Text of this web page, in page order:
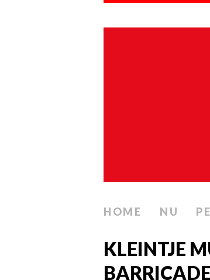
HOME NU
KLEINTJE